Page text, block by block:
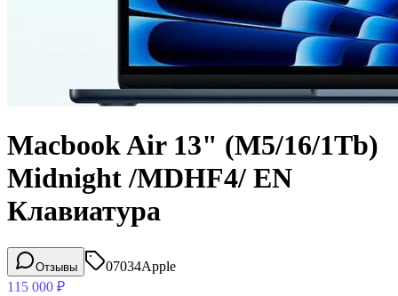
Macbook Air 13" (M5/16/1Tb)
Midnight /MDHF4/ EN
Клавиатура
Отзывы 07034Apple
115 000 ₽